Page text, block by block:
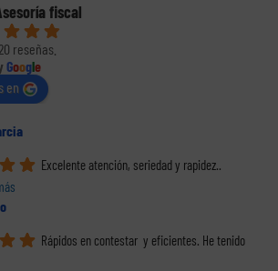
fiscal
reseñas.
Google
en
Excelente atención, seriedad y rapidez..
Rápidos en contestar  y eficientes. He tenido